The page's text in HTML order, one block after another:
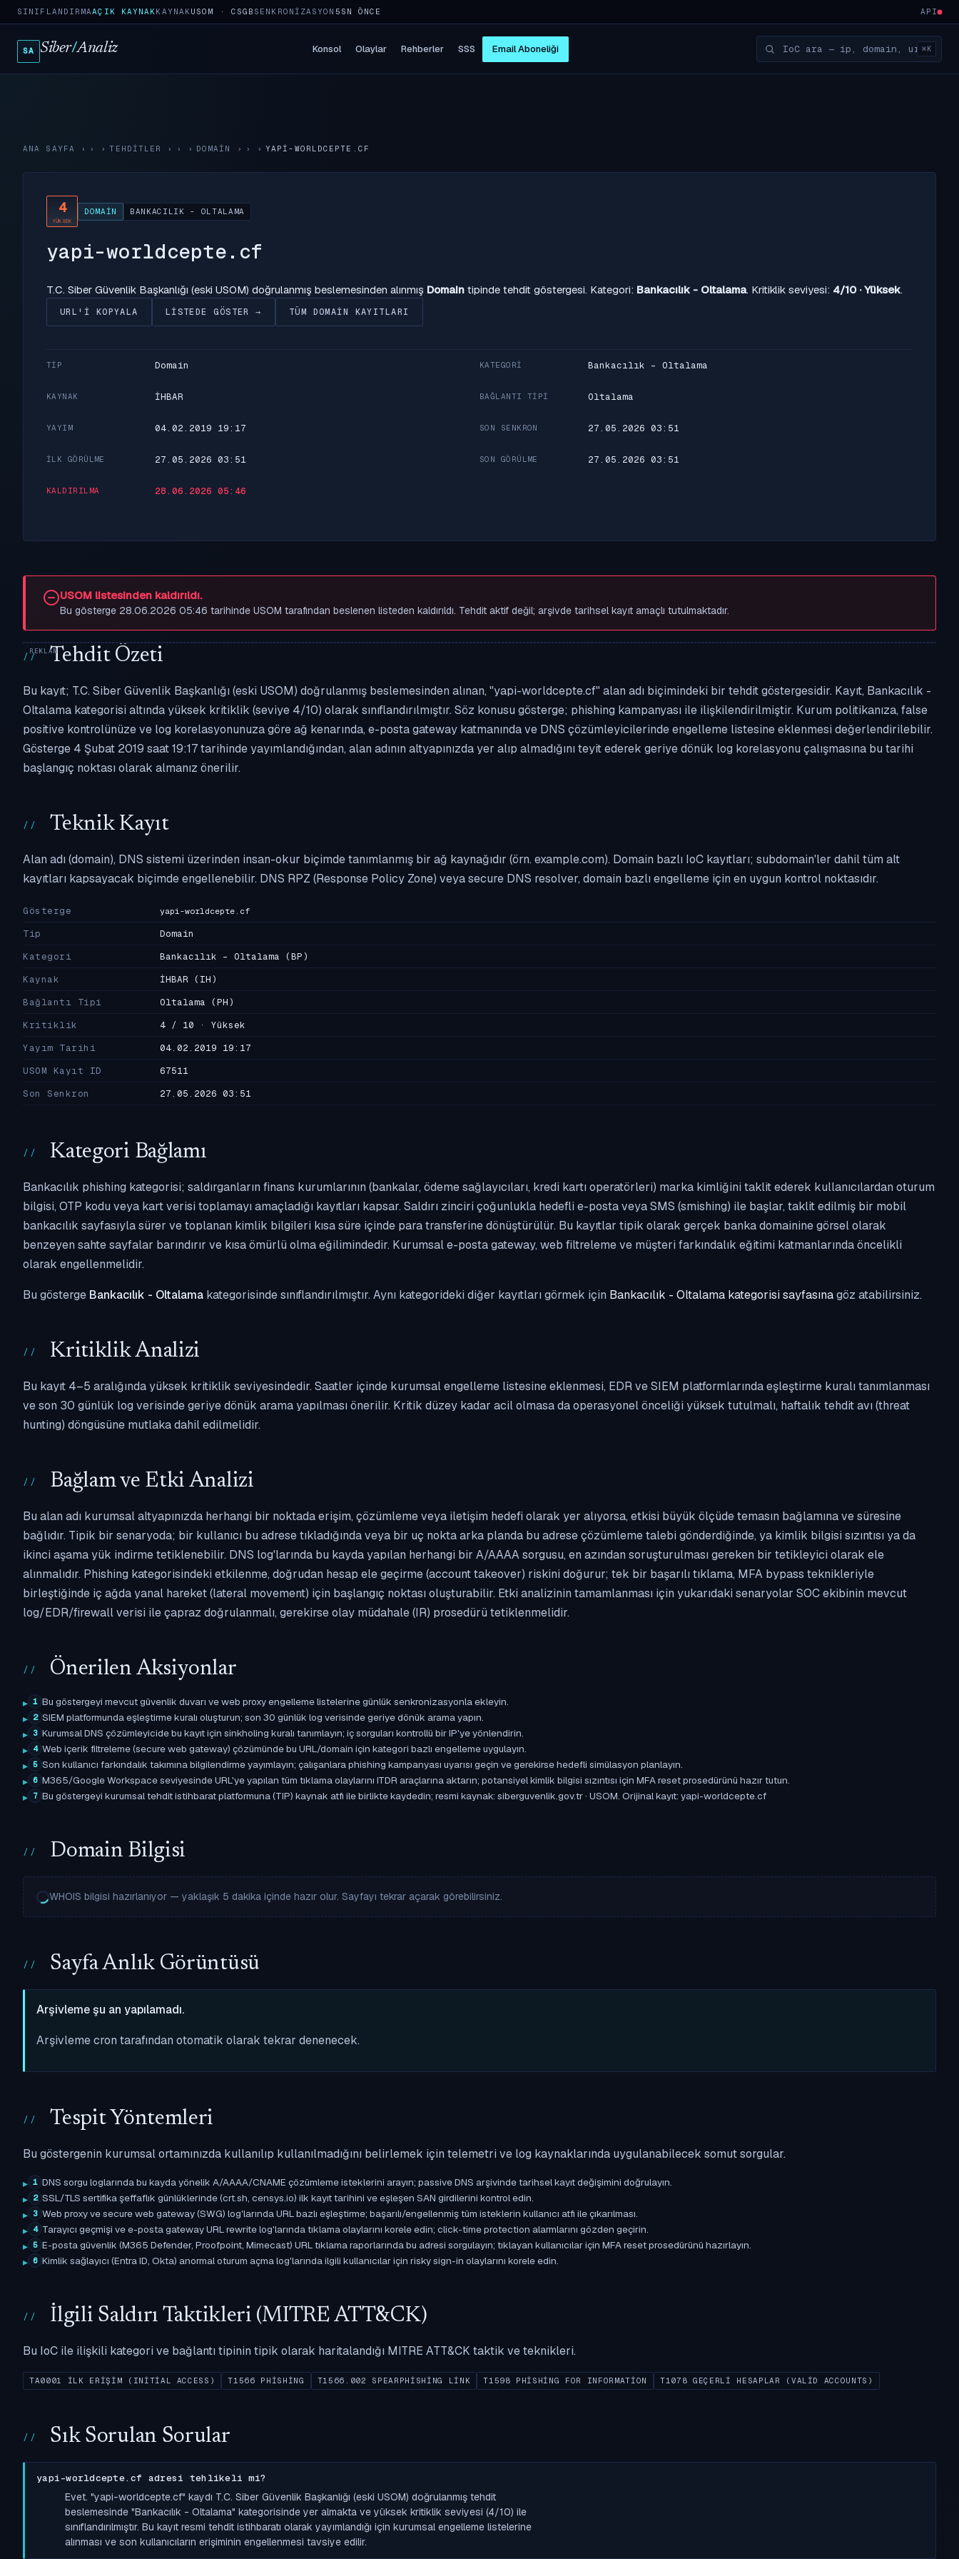
SINIFLANDIRMAAÇIK KAYNAKKAYNAKUSOM · CSGB SENKRONIZASYON 5SN ÖNCE API
SA Siber/Analiz Konsol Olaylar Rehberler SSS Email Aboneliği ⌘K
ANA SAYFA › TEHDITLER › DOMAIN › YAPI-WORLDCEPTE.CF
4
YÜKSEK
DOMAIN BANKACILIK - OLTALAMA
yapi-worldcepte.cf
T.C. Siber Güvenlik Başkanlığı (eski USOM) doğrulanmış beslemesinden alınmış Domain tipinde tehdit göstergesi. Kategori: Bankacılık - Oltalama. Kritiklik seviyesi: 4/10 · Yüksek.
URL'I KOPYALA LISTEDE GÖSTER → TÜM DOMAIN KAYITLARI
TIP Domain KATEGORI Bankacılık - Oltalama
KAYNAK İHBAR BAĞLANTI TIPI Oltalama
YAYIM 04.02.2019 19:17 SON SENKRON 27.05.2026 03:51
İLK GÖRÜLME 27.05.2026 03:51 SON GÖRÜLME 27.05.2026 03:51
KALDIRILMA 28.06.2026 05:46
USOM listesinden kaldırıldı.
Bu gösterge 28.06.2026 05:46 tarihinde USOM tarafından beslenen listeden kaldırıldı. Tehdit aktif değil; arşivde tarihsel kayıt amaçlı tutulmaktadır.
Tehdit Özeti
Bu kayıt; T.C. Siber Güvenlik Başkanlığı (eski USOM) doğrulanmış beslemesinden alınan, "yapi-worldcepte.cf" alan adı biçimindeki bir tehdit göstergesidir. Kayıt, Bankacılık -
Oltalama kategorisi altında yüksek kritiklik (seviye 4/10) olarak sınıflandırılmıştır. Söz konusu gösterge; phishing kampanyası ile ilişkilendirilmiştir. Kurum politikanıza, false
positive kontrolünüze ve log korelasyonunuza göre ağ kenarında, e-posta gateway katmanında ve DNS çözümleyicilerinde engelleme listesine eklenmesi değerlendirilebilir.
Gösterge 4 Şubat 2019 saat 19:17 tarihinde yayımlandığından, alan adının altyapınızda yer alıp almadığını teyit ederek geriye dönük log korelasyonu çalışmasına bu tarihi
başlangıç noktası olarak almanız önerilir.
Teknik Kayıt
Alan adı (domain), DNS sistemi üzerinden insan-okur biçimde tanımlanmış bir ağ kaynağıdır (örn. example.com). Domain bazlı IoC kayıtları; subdomain'ler dahil tüm alt
kayıtları kapsayacak biçimde engellenebilir. DNS RPZ (Response Policy Zone) veya secure DNS resolver, domain bazlı engelleme için en uygun kontrol noktasıdır.
Gösterge yapi-worldcepte.cf
Tip
Domain
Kategori
Bankacılık - Oltalama (BP)
Kaynak
İHBAR (IH)
Bağlantı Tipi
Oltalama (PH)
Kritiklik
4 / 10 · Yüksek
Yayım Tarihi
04.02.2019 19:17
USOM Kayıt ID
67511
Son Senkron
27.05.2026 03:51
Kategori Bağlamı
Bankacılık phishing kategorisi; saldırganların finans kurumlarının (bankalar, ödeme sağlayıcıları, kredi kartı operatörleri) marka kimliğini taklit ederek kullanıcılardan oturum
bilgisi, OTP kodu veya kart verisi toplamayı amaçladığı kayıtları kapsar. Saldırı zinciri çoğunlukla hedefli e-posta veya SMS (smishing) ile başlar, taklit edilmiş bir mobil
bankacılık sayfasıyla sürer ve toplanan kimlik bilgileri kısa süre içinde para transferine dönüştürülür. Bu kayıtlar tipik olarak gerçek banka domainine görsel olarak
benzeyen sahte sayfalar barındırır ve kısa ömürlü olma eğilimindedir. Kurumsal e-posta gateway, web filtreleme ve müşteri farkındalık eğitimi katmanlarında öncelikli
olarak engellenmelidir.
Bu gösterge Bankacılık - Oltalama kategorisinde sınıflandırılmıştır. Aynı kategorideki diğer kayıtları görmek için Bankacılık - Oltalama kategorisi sayfasınagöz atabilirsiniz.
Kritiklik Analizi
Bu kayıt 4–5 aralığında yüksek kritiklik seviyesindedir. Saatler içinde kurumsal engelleme listesine eklenmesi, EDR ve SIEM platformlarında eşleştirme kuralı tanımlanması
ve son 30 günlük log verisinde geriye dönük arama yapılması önerilir. Kritik düzey kadar acil olmasa da operasyonel önceliği yüksek tutulmalı, haftalık tehdit avı (threat
hunting) döngüsüne mutlaka dahil edilmelidir.
Bağlam ve Etki Analizi
Bu alan adı kurumsal altyapınızda herhangi bir noktada erişim, çözümleme veya iletişim hedefi olarak yer alıyorsa, etkisi büyük ölçüde temasın bağlamına ve süresine
bağlıdır. Tipik bir senaryoda; bir kullanıcı bu adrese tıkladığında veya bir uç nokta arka planda bu adrese çözümleme talebi gönderdiğinde, ya kimlik bilgisi sızıntısı ya da
ikinci aşama yük indirme tetiklenebilir. DNS log'larında bu kayda yapılan herhangi bir A/AAAA sorgusu, en azından soruşturulması gereken bir tetikleyici olarak ele
alınmalıdır. Phishing kategorisindeki etkilenme, doğrudan hesap ele geçirme (account takeover) riskini doğurur; tek bir başarılı tıklama, MFA bypass teknikleriyle
birleştiğinde iç ağda yanal hareket (lateral movement) için başlangıç noktası oluşturabilir. Etki analizinin tamamlanması için yukarıdaki senaryolar SOC ekibinin mevcut
log/EDR/firewall verisi ile çapraz doğrulanmalı, gerekirse olay müdahale (IR) prosedürü tetiklenmelidir.
Önerilen Aksiyonlar
1 Bu göstergeyi mevcut güvenlik duvarı ve web proxy engelleme listelerine günlük senkronizasyonla ekleyin.
2 SIEM platformunda eşleştirme kuralı oluşturun; son 30 günlük log verisinde geriye dönük arama yapın.
3 Kurumsal DNS çözümleyicide bu kayıt için sinkholing kuralı tanımlayın; iç sorguları kontrollü bir IP'ye yönlendirin.
4 Web içerik filtreleme (secure web gateway) çözümünde bu URL/domain için kategori bazlı engelleme uygulayın.
5 Son kullanıcı farkındalık takımına bilgilendirme yayımlayın; çalışanlara phishing kampanyası uyarısı geçin ve gerekirse hedefli simülasyon planlayın.
6 M365/Google Workspace seviyesinde URL'ye yapılan tüm tıklama olaylarını ITDR araçlarına aktarın; potansiyel kimlik bilgisi sızıntısı için MFA reset prosedürünü hazır tutun.
7 Bu göstergeyi kurumsal tehdit istihbarat platformuna (TIP) kaynak atfı ile birlikte kaydedin; resmi kaynak: siberguvenlik.gov.tr · USOM. Orijinal kayıt: yapi-worldcepte.cf
Domain Bilgisi
WHOIS bilgisi hazırlanıyor — yaklaşık 5 dakika içinde hazır olur. Sayfayı tekrar açarak görebilirsiniz.
Sayfa Anlık Görüntüsü
Arşivleme şu an yapılamadı.
Arşivleme cron tarafından otomatik olarak tekrar denenecek.
Tespit Yöntemleri
Bu göstergenin kurumsal ortamınızda kullanılıp kullanılmadığını belirlemek için telemetri ve log kaynaklarında uygulanabilecek somut sorgular.
1 DNS sorgu loglarında bu kayda yönelik A/AAAA/CNAME çözümleme isteklerini arayın; passive DNS arşivinde tarihsel kayıt değişimini doğrulayın.
2 SSL/TLS sertifika şeffaflık günlüklerinde (crt.sh, censys.io) ilk kayıt tarihini ve eşleşen SAN girdilerini kontrol edin.
3 Web proxy ve secure web gateway (SWG) log'larında URL bazlı eşleştirme; başarılı/engellenmiş tüm isteklerin kullanıcı atfı ile çıkarılması.
4 Tarayıcı geçmişi ve e-posta gateway URL rewrite log'larında tıklama olaylarını korele edin; click-time protection alarmlarını gözden geçirin.
5 E-posta güvenlik (M365 Defender, Proofpoint, Mimecast) URL tıklama raporlarında bu adresi sorgulayın; tıklayan kullanıcılar için MFA reset prosedürünü hazırlayın.
6 Kimlik sağlayıcı (Entra ID, Okta) anormal oturum açma log'larında ilgili kullanıcılar için risky sign-in olaylarını korele edin.
İlgili Saldırı Taktikleri (MITRE ATT&CK)
Bu IoC ile ilişkili kategori ve bağlantı tipinin tipik olarak haritalandığı MITRE ATT&CK taktik ve teknikleri.
TA0001 İLK ERIŞIM (INITIAL ACCESS) T1566 PHISHING T1566.002 SPEARPHISHING LINK T1598 PHISHING FOR INFORMATION T1078 GEÇERLI HESAPLAR (VALID ACCOUNTS)
Sık Sorulan Sorular
yapi-worldcepte.cf adresi tehlikeli mi?
Evet. "yapi-worldcepte.cf" kaydı T.C. Siber Güvenlik Başkanlığı (eski USOM) doğrulanmış tehdit
beslemesinde "Bankacılık - Oltalama" kategorisinde yer almakta ve yüksek kritiklik seviyesi (4/10) ile
sınıflandırılmıştır. Bu kayıt resmi tehdit istihbaratı olarak yayımlandığı için kurumsal engelleme listelerine
alınması ve son kullanıcıların erişiminin engellenmesi tavsiye edilir.